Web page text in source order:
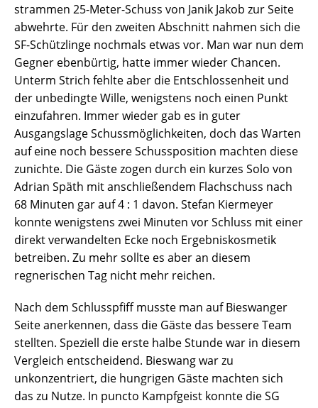
strammen 25-Meter-Schuss von Janik Jakob zur Seite
abwehrte. Für den zweiten Abschnitt nahmen sich die
SF-Schützlinge nochmals etwas vor. Man war nun dem
Gegner ebenbürtig, hatte immer wieder Chancen.
Unterm Strich fehlte aber die Entschlossenheit und
der unbedingte Wille, wenigstens noch einen Punkt
einzufahren. Immer wieder gab es in guter
Ausgangslage Schussmöglichkeiten, doch das Warten
auf eine noch bessere Schussposition machten diese
zunichte. Die Gäste zogen durch ein kurzes Solo von
Adrian Späth mit anschließendem Flachschuss nach
68 Minuten gar auf 4 : 1 davon. Stefan Kiermeyer
konnte wenigstens zwei Minuten vor Schluss mit einer
direkt verwandelten Ecke noch Ergebniskosmetik
betreiben. Zu mehr sollte es aber an diesem
regnerischen Tag nicht mehr reichen.
Nach dem Schlusspfiff musste man auf Bieswanger
Seite anerkennen, dass die Gäste das bessere Team
stellten. Speziell die erste halbe Stunde war in diesem
Vergleich entscheidend. Bieswang war zu
unkonzentriert, die hungrigen Gäste machten sich
das zu Nutze. In puncto Kampfgeist konnte die SG